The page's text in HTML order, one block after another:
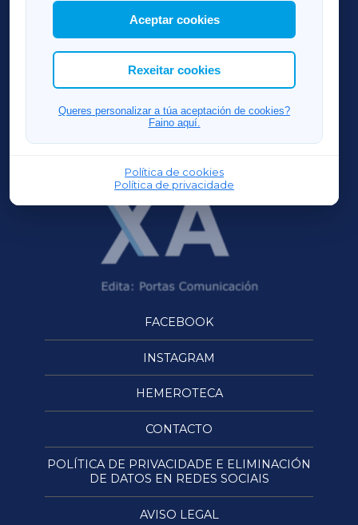
Así mesmo, podes personalizar a elección das
cookies que desexas permitir.
Aceptar cookies
Rexeitar cookies
Queres personalizar a túa aceptación de cookies?
Faino aquí.
Política de cookies
Política de privacidade
RIBEIRASACRAXA
ACORUÑAXA
FERROLXA
OURENSEXA
FACEBOOK
INSTAGRAM
HEMEROTECA
CONTACTO
POLÍTICA DE PRIVACIDADE E ELIMINACIÓN
DE DATOS EN REDES SOCIAIS
AVISO LEGAL